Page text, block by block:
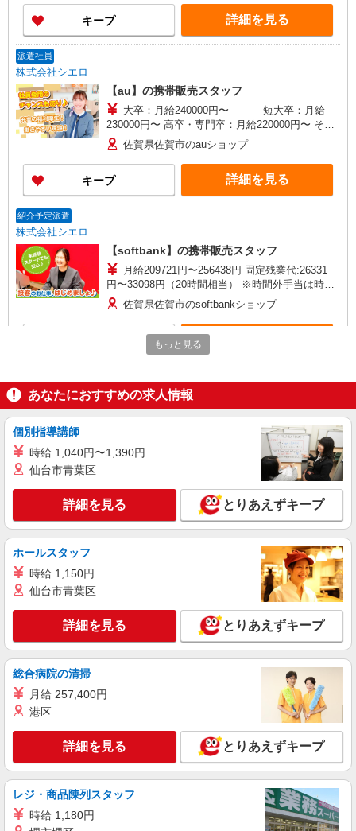
ィブ支給(規定有) ★月2回払い・週払い可能（規程
有）★ ゜・。○。・゜+゜・。○。・゜+゜
キープ 詳細を見る
派遣社員
株式会社シエロ
【au】の携帯販売スタッフ
大卒：月給240000円〜 短大卒：月給
230000円〜 高卒・専門卒：月給220000円〜 その
他・交通費当社規定・達成手当・役職手当・アド
バイザー手当・その他手当有・賞与年2回 ※残業
代支給 ゜+゜・。○。・゜+゜・。○。・゜+゜ 入
社祝い金10万円支給(規定有) お友達を紹介頂くと,
インセンティブ支給(規定有) ゜・。○。・゜
佐賀県佐賀市のauショップ
キープ 詳細を見る
紹介予定派遣
株式会社シエロ
【softbank】の携帯販売スタッフ
月給209721円〜256438円 固定残業代:26331
円〜33098円（20時間相当） ※時間外手当は時間
外労働の有無にかかわらず、固定残業代として支
給し、相当時間を超える時間外労働分は法定どお
り追加で支給します。 ※試用期間あり3ヶ月円〜
※残業代支給 ★交通費別途支給（規定あり） ゜
+゜・。○。・゜+゜・。○。・゜+゜ 入社祝い金10
ィブ支給(規定有) ゜・。○。・゜+゜・。○。・゜
+゜
佐賀県佐賀市のsoftbankショップ
株式会社シエロ
【softbank】人気機種に詳しくなれる携帯販
時給1500円〜 ※残業代支給 ★交通費別途支給
（規定あり） ゜+゜・。○。・゜+゜・。○。・゜
+゜ 入社祝い金10万円支給(規定有) お友達を紹介
頂くと, インセンティブ支給(規定有) ★月2回払
い・週払い可能（規程有）★ ゜・。○。・゜
+゜・。○。・゜+゜
佐賀県佐賀市のsoftbankショップ
キープ 詳細を見る
派遣社員
株式会社シエロ
【au】人気機種に詳しくなれる携帯販売
時給1400円〜 ※残業代支給 ★交通費別途支給
（規定あり） ゜+゜・。○。・゜+゜・。○。・゜
+゜ 入社祝い金10万円支給(規定有) お友達を紹介
頂くと, インセンティブ支給(規定有) ★月2回払
い・週払い可能（規程有）★ ゜・。○。・゜
佐賀県佐賀市のauショップ
キープ 詳細を見る
派遣社員
【softbank】の携帯販売スタッフ
時給1400円〜 ※残業代支給 ★交通費別途支給
（規定あり） ゜+゜・。○。・゜+゜・。○。・゜
+゜ 入社祝い金10万円支給(規定有) お友達を紹介
頂くと, インセンティブ支給(規定有) ★月2回払
い・週払い可能（規程有）★ ゜・。○。・゜
佐賀県佐賀市のsoftbankショップ
もっと見る
あなたにおすすめの求人情報
個別指導講師
時給 1,040円〜1,390円
仙台市青葉区
詳細を見る とりあえずキープ
ホールスタッフ
時給 1,150円
仙台市青葉区
詳細を見る とりあえずキープ
総合病院の清掃
月給 257,400円
港区
詳細を見る とりあえずキープ
レジ・商品陳列スタッフ
時給 1,180円